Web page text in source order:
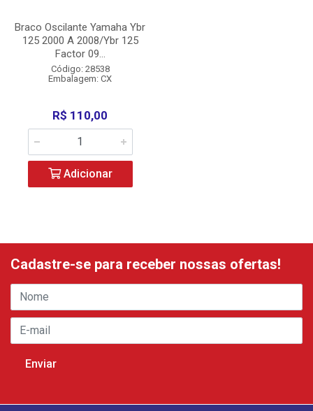
Braco Oscilante Yamaha Ybr
125 2000 A 2008/Ybr 125
Factor 09...
Código: 28538
Embalagem: CX
R$ 110,00
Adicionar
Cadastre-se para receber nossas ofertas!